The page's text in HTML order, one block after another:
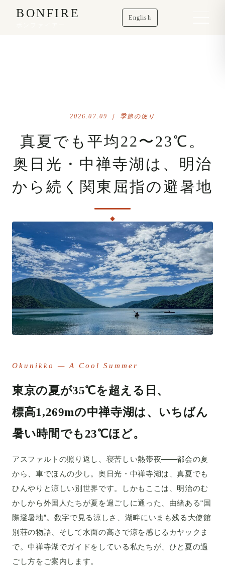
BONFIRE English
2026.07.09 ｜ 季節の便り
真夏でも平均22〜23℃。
奥日光・中禅寺湖は、明治
から続く関東屈指の避暑地
Okunikko — A Cool Summer
東京の夏が35℃を超える日、
標高1,269mの中禅寺湖は、いちばん
暑い時間でも23℃ほど。
アスファルトの照り返し、寝苦しい熱帯夜——都会の夏
から、車でほんの少し。奥日光・中禅寺湖は、真夏でも
ひんやりと涼しい別世界です。しかもここは、明治のむ
かしから外国人たちが夏を過ごしに通った、由緒ある“国
際避暑地”。数字で見る涼しさ、湖畔にいまも残る大使館
別荘の物語、そして水面の高さで涼を感じるカヤックま
で。中禅寺湖でガイドをしている私たちが、ひと夏の過
ごし方をご案内します。